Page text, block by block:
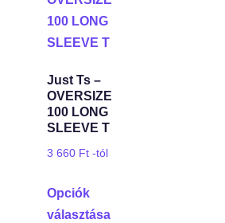
Just Ts –
OVERSIZE
100 LONG
SLEEVE T
3 660 Ft -tól
Opciók
választása